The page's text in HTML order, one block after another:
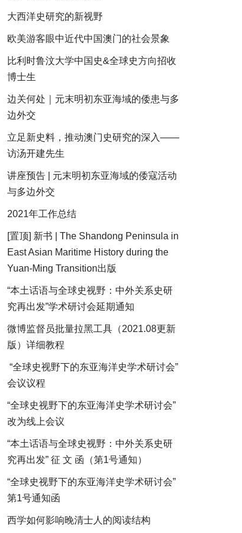
大西洋史研究的新视野
欧美游客眼中近代中国澳门的社会景象
比利时鲁汶大学中国史&全球史方向招收
博士生
边关何处｜元末明初东亚海域的倭患与多
边外交
立足新史料，推动澳门史研究的深入——
访汤开建先生
讲座预告 | 元末明初东亚海域的倭寇活动
与多边外交
2021年工作总结
[置顶] 新书 | The Shandong Peninsula in
East Asian Maritime History during the
Yuan-Ming Transition出版
“本土话语与全球史视野：中外关系史研
究再出发”学术研讨会延期通知
微博监督员批量拉黑工具（2021.08更新
版）详细教程
“全球史视野下的东亚海洋史学术研讨会”
会议议程
“全球史视野下的东亚海洋史学术研讨会”
改为线上会议
“本土话语与全球史视野：中外关系史研
究再出发” 征 文 函（第1号通知）
“全球史视野下的东亚海洋史学术研讨会”
第1号通知函
西学如何影响晚清士人的阅读结构